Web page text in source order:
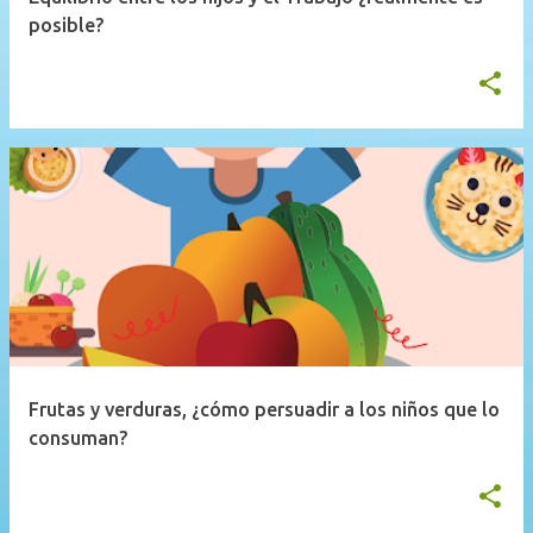
posible?
Frutas y verduras, ¿cómo persuadir a los niños que lo
consuman?